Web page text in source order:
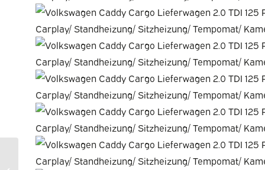
Mercedes-Benz Citan